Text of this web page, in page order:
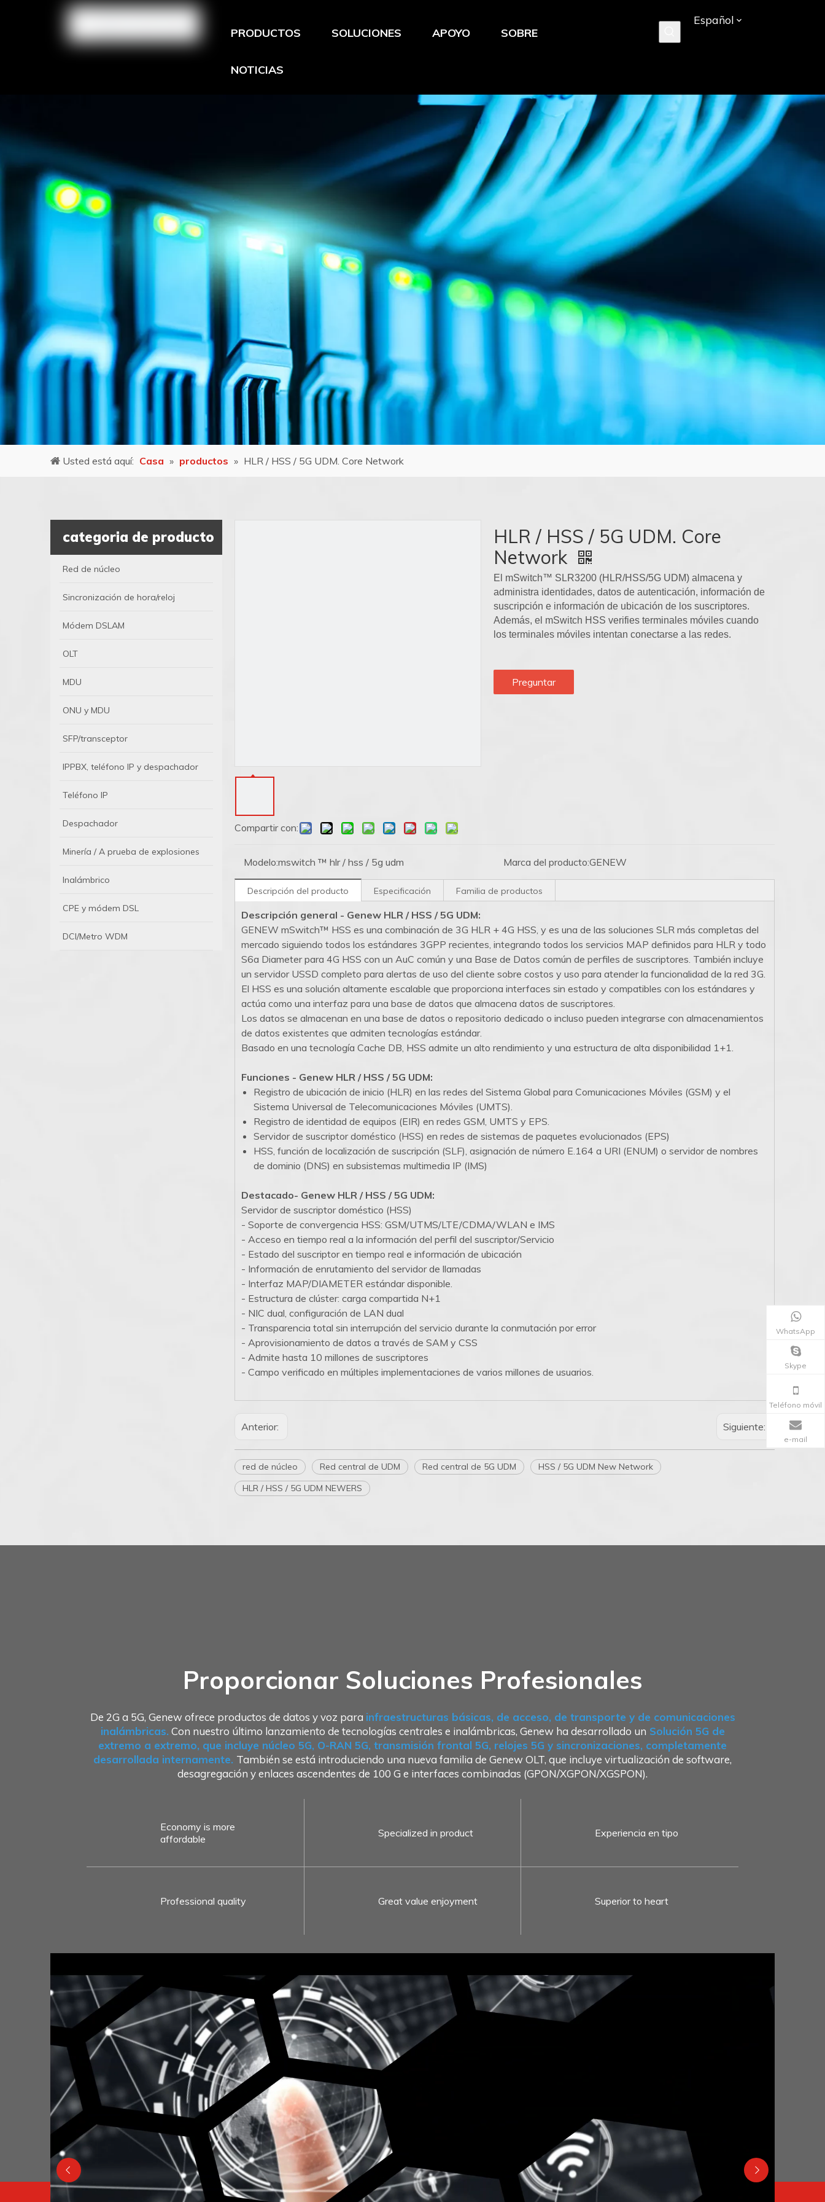
PRODUCTOS SOLUCIONES APOYO SOBRE
NOTICIAS
Español
Usted está aquí: Casa » productos » HLR / HSS / 5G UDM. Core Network
categoria de producto
Red de núcleo
Sincronización de hora/reloj
Módem DSLAM
OLT
MDU
ONU y MDU
SFP/transceptor
IPPBX, teléfono IP y despachador
Teléfono IP
Despachador
Minería / A prueba de explosiones
Inalámbrico
CPE y módem DSL
DCI/Metro WDM
Compartir con:
HLR / HSS / 5G UDM. Core
Network
El mSwitch™ SLR3200 (HLR/HSS/5G UDM) almacena y
administra identidades, datos de autenticación, información de
suscripción e información de ubicación de los suscriptores.
Además, el mSwitch HSS verifies terminales móviles cuando
los terminales móviles intentan conectarse a las redes.
Preguntar
Modelo:mswitch ™ hlr / hss / 5g udm Marca del producto:GENEW
Descripción del producto Especificación Familia de productos
Descripción general - Genew HLR / HSS / 5G UDM:
GENEW mSwitch™ HSS es una combinación de 3G HLR + 4G HSS, y es una de las soluciones SLR más completas del
mercado siguiendo todos los estándares 3GPP recientes, integrando todos los servicios MAP definidos para HLR y todo
S6a Diameter para 4G HSS con un AuC común y una Base de Datos común de perfiles de suscriptores. También incluye
un servidor USSD completo para alertas de uso del cliente sobre costos y uso para atender la funcionalidad de la red 3G.
El HSS es una solución altamente escalable que proporciona interfaces sin estado y compatibles con los estándares y
actúa como una interfaz para una base de datos que almacena datos de suscriptores.
Los datos se almacenan en una base de datos o repositorio dedicado o incluso pueden integrarse con almacenamientos
de datos existentes que admiten tecnologías estándar.
Basado en una tecnología Cache DB, HSS admite un alto rendimiento y una estructura de alta disponibilidad 1+1.
Funciones - Genew HLR / HSS / 5G UDM:
Registro de ubicación de inicio (HLR) en las redes del Sistema Global para Comunicaciones Móviles (GSM) y el
Sistema Universal de Telecomunicaciones Móviles (UMTS).
Registro de identidad de equipos (EIR) en redes GSM, UMTS y EPS.
Servidor de suscriptor doméstico (HSS) en redes de sistemas de paquetes evolucionados (EPS)
HSS, función de localización de suscripción (SLF), asignación de número E.164 a URI (ENUM) o servidor de nombres
de dominio (DNS) en subsistemas multimedia IP (IMS)
Destacado- Genew HLR / HSS / 5G UDM:
Servidor de suscriptor doméstico (HSS)
- Soporte de convergencia HSS: GSM/UTMS/LTE/CDMA/WLAN e IMS
- Acceso en tiempo real a la información del perfil del suscriptor/Servicio
- Estado del suscriptor en tiempo real e información de ubicación
- Información de enrutamiento del servidor de llamadas
- Interfaz MAP/DIAMETER estándar disponible.
- Estructura de clúster: carga compartida N+1
- NIC dual, configuración de LAN dual
- Transparencia total sin interrupción del servicio durante la conmutación por error
- Aprovisionamiento de datos a través de SAM y CSS
- Admite hasta 10 millones de suscriptores
- Campo verificado en múltiples implementaciones de varios millones de usuarios.
Anterior: Siguiente:
red de núcleo Red central de UDM Red central de 5G UDM
HSS / 5G UDM New Network
HLR / HSS / 5G UDM NEWERS
Proporcionar Soluciones Profesionales
De 2G a 5G, Genew ofrece productos de datos y voz para infraestructuras básicas, de acceso, de transporte y de comunicaciones
inalámbricas. Con nuestro último lanzamiento de tecnologías centrales e inalámbricas, Genew ha desarrollado un Solución 5G de
extremo a extremo, que incluye núcleo 5G, O-RAN 5G, transmisión frontal 5G, relojes 5G y sincronizaciones, completamente
desarrollada internamente. También se está introduciendo una nueva familia de Genew OLT, que incluye virtualización de software,
desagregación y enlaces ascendentes de 100 G e interfaces combinadas (GPON/XGPON/XGSPON).
Economy is more
affordable
Specialized in product Experiencia en tipo
Professional quality Great value enjoyment Superior to heart
WhatsApp
Skype
Teléfono móvil
e-mail